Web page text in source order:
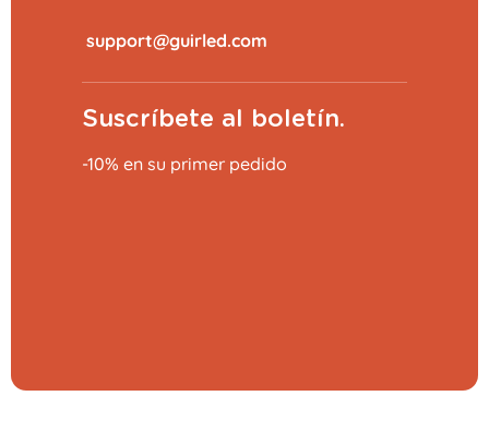
Suscríbete al boletín.
-10% en su primer pedido